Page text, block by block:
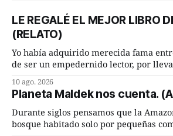
LE REGALÉ EL MEJOR LIBRO
(RELATO)
Yo había adquirido merecida fama
de ser un empedernido lector, por
leyendo siempre dos o tres libros a la
mi mesita de noche, otro colocado
sillón de la
10 ago. 2026
Planeta Maldek nos cuenta.
Durante siglos pensamos que la
bosque habitado solo por pequeñas